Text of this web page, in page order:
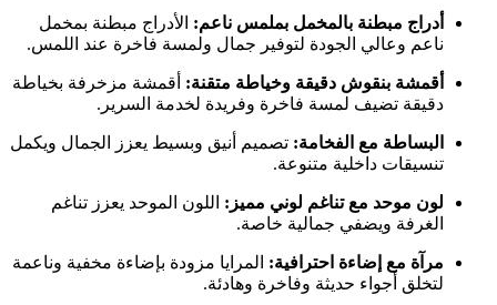
أدراج مبطنة بالمخمل بملمس ناعم: الأدراج مبطنة بمخمل
ناعم وعالي الجودة لتوفير جمال ولمسة فاخرة عند اللمس.
أقمشة بنقوش دقيقة وخياطة متقنة: أقمشة مزخرفة بخياطة
دقيقة تضيف لمسة فاخرة وفريدة لخدمة السرير.
البساطة مع الفخامة: تصميم أنيق وبسيط يعزز الجمال ويكمل
تنسيقات داخلية متنوعة.
لون موحد مع تناغم لوني مميز: اللون الموحد يعزز تناغم
الغرفة ويضفي جمالية خاصة.
مرآة مع إضاءة احترافية: المرايا مزودة بإضاءة مخفية وناعمة
لتخلق أجواء حديثة وفاخرة وهادئة.